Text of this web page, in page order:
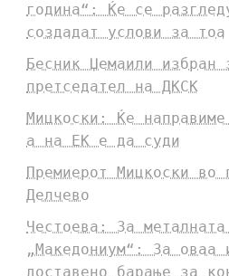
година“: Ќе се
создадат услови за тоа
Бесник Џемаили избран
претседател на ДКСК
Мицкоски: Ќе
а на ЕК е да суди
Премиерот Мицкоски во
Делчево
Честоева: За
„Македониум“: За оваа
доставено барање за